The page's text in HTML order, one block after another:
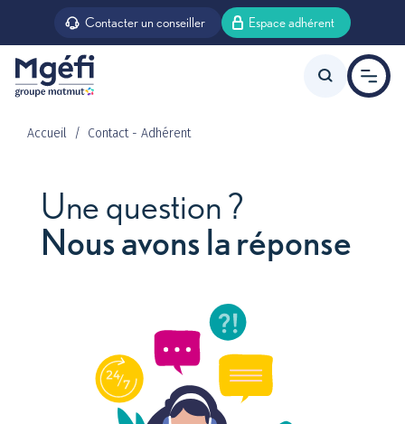
Aller au contenu principal
Contacter un conseiller Espace adhérent
Offre agent d’état
Offre agent territorial
Prévoyance
Offres +
Accueil Contact - Adhérent
Une question ?
Nous avons la réponse